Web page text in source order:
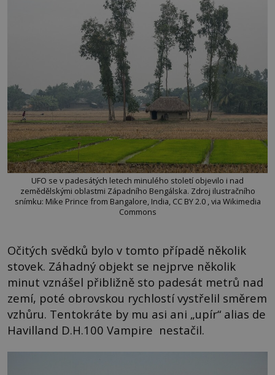
UFO se v padesátých letech minulého století objevilo i nad
zemědělskými oblastmi Západního Bengálska. Zdroj ilustračního
snímku: Mike Prince from Bangalore, India, CC BY 2.0 , via Wikimedia
Commons
Očitých svědků bylo v tomto případě několik
stovek. Záhadný objekt se nejprve několik
minut vznášel přibližně sto padesát metrů nad
zemí, poté obrovskou rychlostí vystřelil směrem
vzhůru. Tentokráte by mu asi ani „upír“ alias de
Havilland D.H.100 Vampire nestačil.